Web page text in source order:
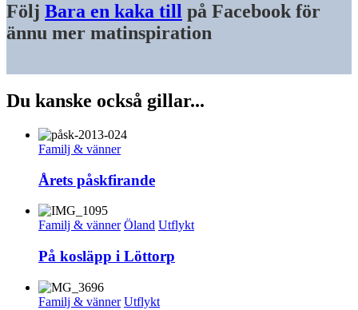
Följ Bara en kaka till på Facebook för
ännu mer matinspiration
Du kanske också gillar...
Familj & vänner
Årets påskfirande
Familj & vänner Öland Utflykt
På kosläpp i Löttorp
Familj & vänner Utflykt